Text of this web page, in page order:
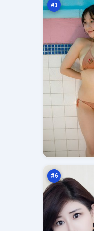
#1
#6
潜
伏
95
万